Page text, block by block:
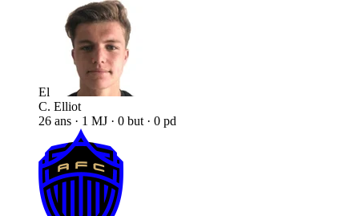
El
C. Elliot
26 ans · 1 MJ · 0 but · 0 pd